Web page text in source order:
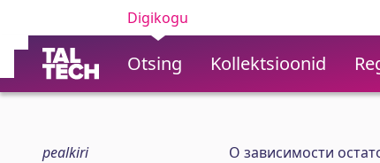
Digikogu
Otsing Kollektsioonid
pealkiri
О зависимости